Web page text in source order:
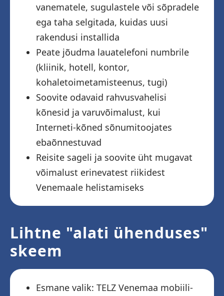
vanematele, sugulastele või sõpradele
ega taha selgitada, kuidas uusi
rakendusi installida
Peate jõudma lauatelefoni numbrile
(kliinik, hotell, kontor,
kohaletoimetamisteenus, tugi)
Soovite odavaid rahvusvahelisi
kõnesid ja varuvõimalust, kui
Interneti-kõned sõnumitoojates
ebaõnnestuvad
Reisite sageli ja soovite üht mugavat
võimalust erinevatest riikidest
Venemaale helistamiseks
Lihtne "alati ühenduses"
skeem
Esmane valik: TELZ Venemaa mobiili-